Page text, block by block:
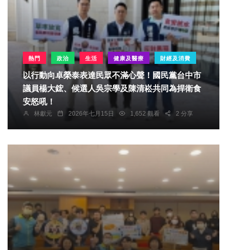
熱門 政治 生活 健康及醫療 財經及消費
以行動向卓榮泰表達民眾不滿心聲！國民黨台中市
議員楊大鋐、候選人吳宗學及陳清崧共同為捍衛食
安怒吼！
林獻元 2026年七月15日 1,652 觀看 2 分享